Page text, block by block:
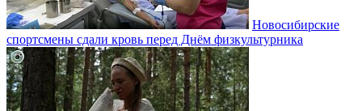
Новосибирские
спортсмены сдали кровь перед Днём физкультурника